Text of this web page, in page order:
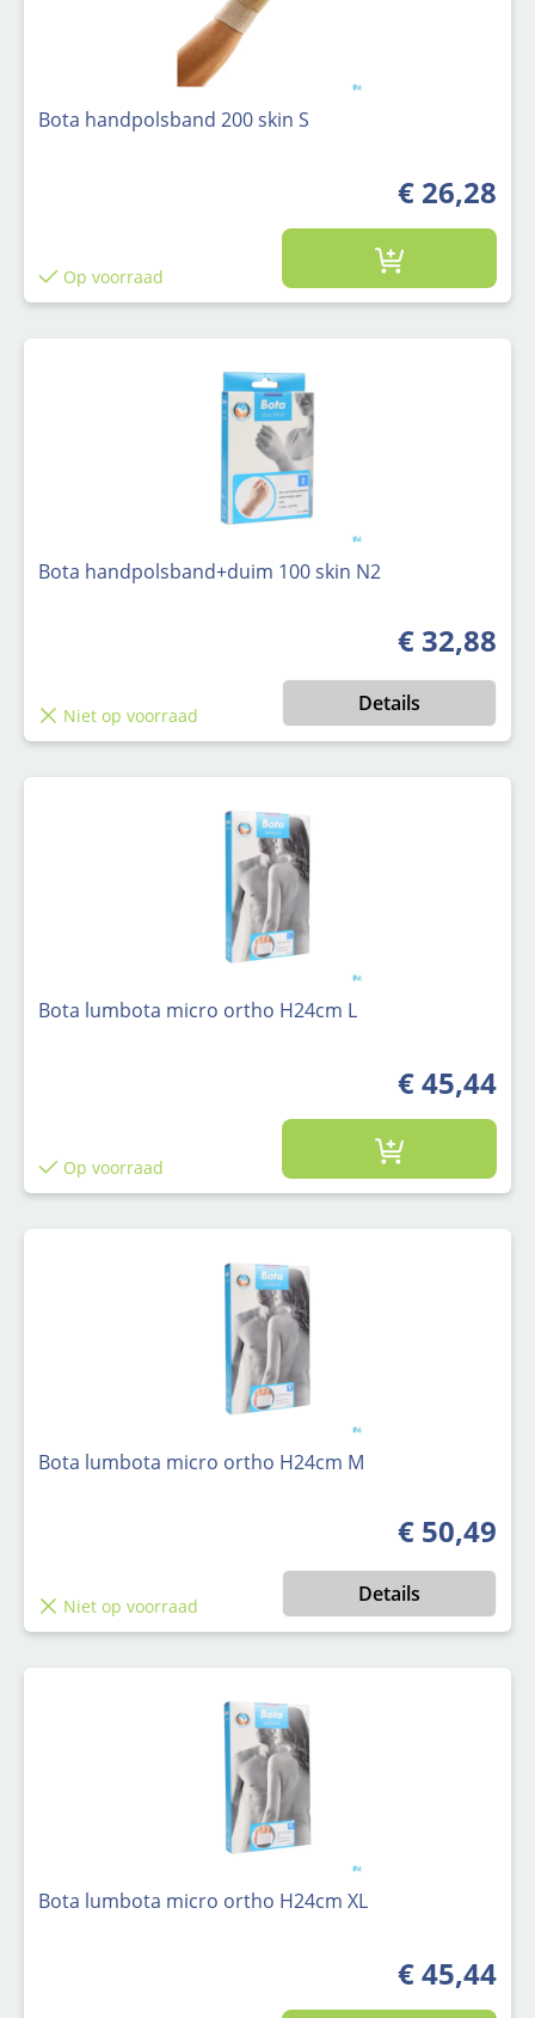
Bota handpolsband 200 skin S
€ 26,28
Op voorraad
Bota handpolsband+duim 100 skin N2
Normale
€ 32,88
Niet op voorraad Details
Bota lumbota micro ortho H24cm L
€ 45,44
Op voorraad
Bota lumbota micro ortho H24cm M
Normale
€ 50,49
Niet op voorraad Details
Bota lumbota micro ortho H24cm XL
€ 45,44